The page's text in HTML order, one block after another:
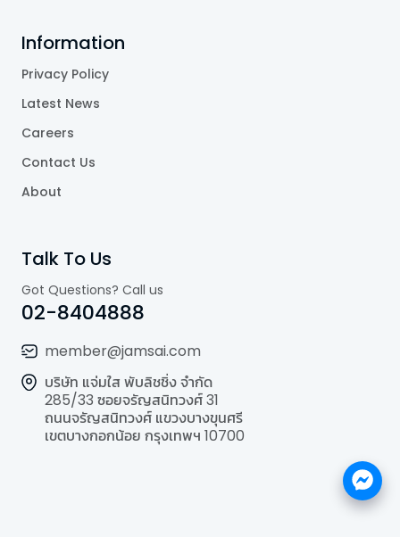
Information
Privacy Policy
Latest News
Careers
Contact Us
About
Talk To Us
Got Questions? Call us
02-8404888
member@jamsai.com
บริษัท แจ่มใส พับลิชชิ่ง จำกัด
285/33 ซอยจรัญสนิทวงศ์ 31
ถนนจรัญสนิทวงศ์ แขวงบางขุนศรี
เขตบางกอกน้อย กรุงเทพฯ 10700